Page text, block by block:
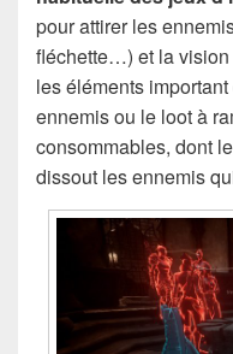
pour attirer les
fléchette…) et la vision
les éléments
ennemis ou le loot à
consommables, dont
dissout les ennemis